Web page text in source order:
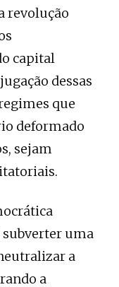
revolução
capital
dessas
que
deformado
sejam
uma
a
a